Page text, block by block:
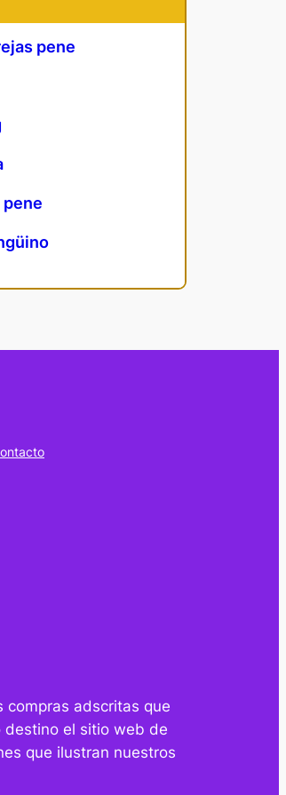
pene
pene
compras adscritas que
destino el sitio web de
que ilustran nuestros